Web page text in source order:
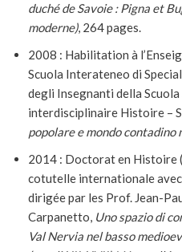
duché de Savoie : Pigna et
moderne), 264 pages.
2008 : Habilitation à
Scuola Interateneo di
degli Insegnanti della
interdisciplinaire Histoire –
popolare e mondo
2014 : Doctorat en Histoire
cotutelle internationale
dirigée par les Prof. Jean-
Carpanetto, Uno spazio di
Val Nervia nel basso